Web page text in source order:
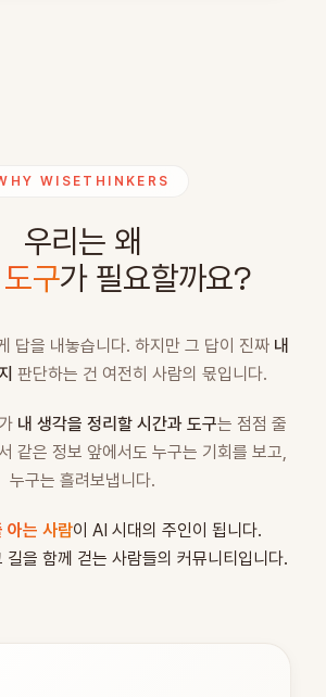
WISETHINKERS
우리는 왜
구가 필요할까요?
답을 내놓습니다. 하지만 그 답이 진짜 내
판단하는 건 여전히 사람의 몫입니다.
내 생각을 정리할 시간과 도구는 점점 줄
같은 정보 앞에서도 누구는 기회를 보고,
누구는 흘려보냅니다.
아는 사람이 AI 시대의 주인이 됩니다.
길을 함께 걷는 사람들의 커뮤니티입니다.